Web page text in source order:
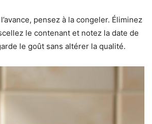
pensez à la congeler. Éliminez
le contenant et notez la date de
le goût sans altérer la qualité.